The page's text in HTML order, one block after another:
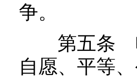
争。
第五条 电
自愿、平等